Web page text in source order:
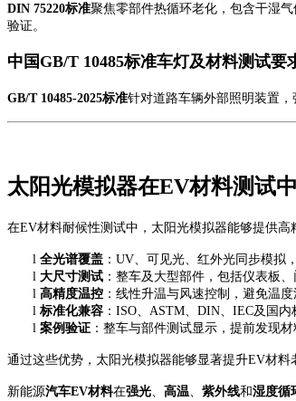
DIN 75220标准聚焦零部件热循环老化，包含干湿
验证。
中国 GB/T 10485标准车灯及材料测试要
GB/T 10485-2025标准针对道路车辆外部照明装置，
太阳光模拟器在EV材料测试
在EV材料耐候性测试中，太阳光模拟器能够提供高
l 全光谱覆盖 ： UV、可见光、红外光同步模拟
l 大尺寸测试 ：整车及大型部件，包括仪表板、
l 高精度温控 ：线性升温与风速控制，避免温度
l 标准化兼容 ： ISO、ASTM、DIN、IEC及国内
l 案例验证 ：整车与部件测试显示，提前发现材
通过这些优势，太阳光模拟器能够显著提升EV材料
新能源汽车EV材料在强光、 高温、 紫外线和湿度循